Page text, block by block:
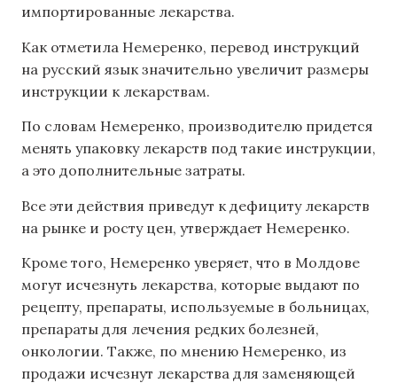
импортированные лекарства.
Как отметила Немеренко, перевод инструкций
на русский язык значительно увеличит размеры
инструкции к лекарствам.
По словам Немеренко, производителю придется
менять упаковку лекарств под такие инструкции,
а это дополнительные затраты.
Все эти действия приведут к дефициту лекарств
на рынке и росту цен, утверждает Немеренко.
Кроме того, Немеренко уверяет, что в Молдове
могут исчезнуть лекарства, которые выдают по
рецепту, препараты, используемые в больницах,
препараты для лечения редких болезней,
онкологии. Также, по мнению Немеренко, из
продажи исчезнут лекарства для заменяющей